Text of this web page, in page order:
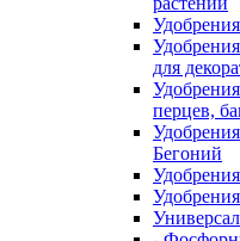
для
перцев,
Бегоний